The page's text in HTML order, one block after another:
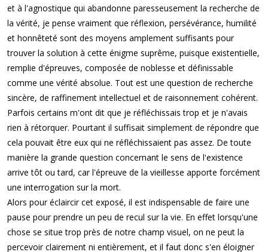
et à l'agnostique qui abandonne paresseusement la recherche de
la vérité, je pense vraiment que réflexion, persévérance, humilité
et honnêteté sont des moyens amplement suffisants pour
trouver la solution à cette énigme suprême, puisque existentielle,
remplie d'épreuves, composée de noblesse et définissable
comme une vérité absolue. Tout est une question de recherche
sincère, de raffinement intellectuel et de raisonnement cohérent.
Parfois certains m'ont dit que je réfléchissais trop et je n'avais
rien à rétorquer. Pourtant il suffisait simplement de répondre que
cela pouvait être eux qui ne réfléchissaient pas assez. De toute
manière la grande question concernant le sens de l'existence
arrive tôt ou tard, car l'épreuve de la vieillesse apporte forcément
une interrogation sur la mort.
Alors pour éclaircir cet exposé, il est indispensable de faire une
pause pour prendre un peu de recul sur la vie. En effet lorsqu'une
chose se situe trop près de notre champ visuel, on ne peut la
percevoir clairement ni entièrement, et il faut donc s'en éloigner